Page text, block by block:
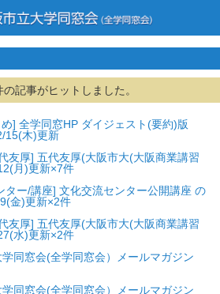
の記事がヒットしました。
] 全学同窓HP ダイジェスト(要約)版
木)更新
友厚] 五代友厚(大阪市大(大阪商業講習
)更新×7件
ター/講座] 文化交流センター公開講座 の
新×2件
友厚] 五代友厚(大阪市大(大阪商業講習
)更新×2件
同窓会(全学同窓会）メールマガジン
同窓会(全学同窓会）メールマガジン